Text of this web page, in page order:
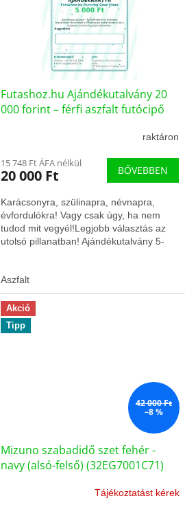
Futashoz.hu Ajándékutalvány 20
000 forint – férfi aszfalt futócipő
raktáron
15 748 Ft ÁFA nélkül
20 000 Ft BŐVEBBEN
Karácsonyra, szülinapra, névnapra,
évfordulókra! Vagy csak úgy, ha nem
tudod mit vegyél!Legjobb választás az
utolsó pillanatban! Ajándékutalvány 5-
Aszfalt
Akció
Tipp
42 000 Ft
–8 %
Mizuno szabadidő szet fehér -
navy (alsó-felső) (32EG7001C71)
Tájékoztatást kérek